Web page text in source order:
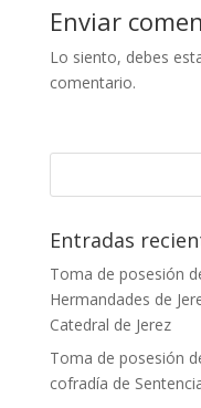
Enviar
Lo siento, debes
comentario.
Entradas
Toma de posesión
Hermandades de
Catedral de Jerez
Toma de posesión
cofradía de